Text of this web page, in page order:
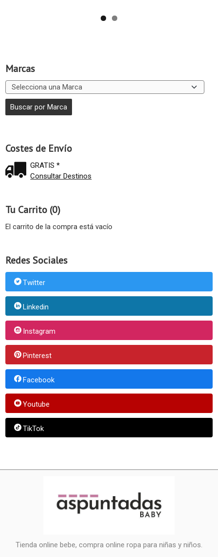
Marcas
Costes de Envío
GRATIS *
Consultar Destinos
Tu Carrito (0)
El carrito de la compra está vacío
Redes Sociales
Twitter
Linkedin
Instagram
Pinterest
Facebook
Youtube
TikTok
Tienda online bebe, compra online ropa para niñas y niños.